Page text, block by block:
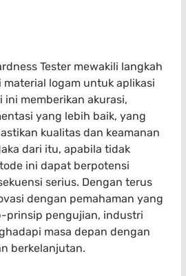
Tester mewakili langkah
material logam untuk aplikasi
ini memberikan akurasi,
yang lebih baik, yang
kualitas dan keamanan
dari itu, apabila tidak
ini dapat berpotensi
serius. Dengan terus
dengan pemahaman yang
prinsip pengujian, industri
masa depan dengan
berkelanjutan.